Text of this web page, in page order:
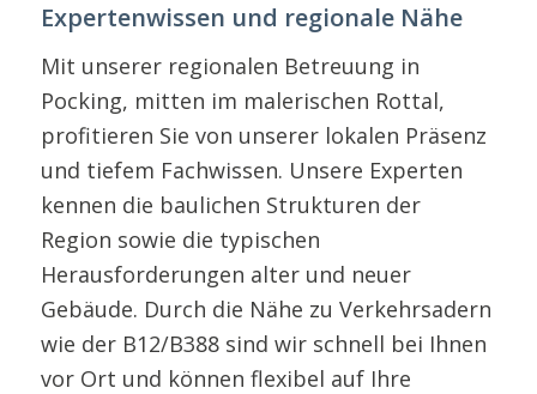
Expertenwissen und regionale Nähe
Mit unserer regionalen Betreuung in
Pocking, mitten im malerischen Rottal,
profitieren Sie von unserer lokalen Präsenz
und tiefem Fachwissen. Unsere Experten
kennen die baulichen Strukturen der
Region sowie die typischen
Herausforderungen alter und neuer
Gebäude. Durch die Nähe zu Verkehrsadern
wie der B12/B388 sind wir schnell bei Ihnen
vor Ort und können flexibel auf Ihre